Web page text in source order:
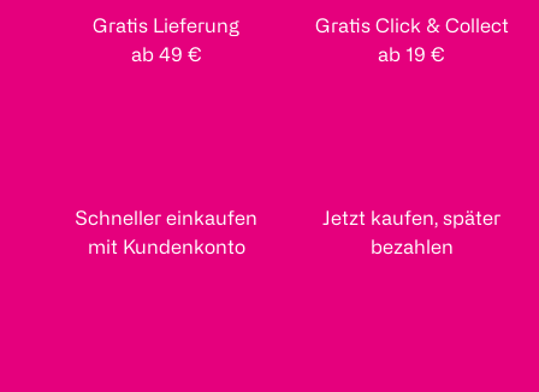
Gratis Lieferung
ab 49 €
Gratis Click & Collect
ab 19 €
Schneller einkaufen
mit Kundenkonto
Jetzt kaufen, später
bezahlen